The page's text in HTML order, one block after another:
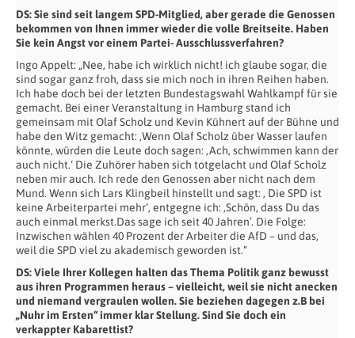
DS: Sie sind seit langem SPD-Mitglied, aber gerade die Genossen
bekommen von Ihnen immer wieder die volle Breitseite. Haben
Sie kein Angst vor einem Partei-Ausschlussverfahren?
Ingo Appelt: „Nee, habe ich wirklich nicht! ich glaube sogar, die
sind sogar ganz froh, dass sie mich noch in ihren Reihen haben.
Ich habe doch bei der letzten Bundestagswahl Wahlkampf für sie
gemacht. Bei einer Veranstaltung in Hamburg stand ich
gemeinsam mit Olaf Scholz und Kevin Kühnert auf der Bühne und
habe den Witz gemacht: ‚Wenn Olaf Scholz über Wasser laufen
könnte, würden die Leute doch sagen: ‚Ach, schwimmen kann der
auch nicht.‘ Die Zuhörer haben sich totgelacht und Olaf Scholz
neben mir auch. Ich rede den Genossen aber nicht nach dem
Mund. Wenn sich Lars Klingbeil hinstellt und sagt: ‚ Die SPD ist
keine Arbeiterpartei mehr‘, entgegne ich: ‚Schön, dass Du das
auch einmal merkst.Das sage ich seit 40 Jahren’. Die Folge:
Inzwischen wählen 40 Prozent der Arbeiter die AfD – und das,
weil die SPD viel zu akademisch geworden ist.“
DS: Viele Ihrer Kollegen halten das Thema Politik ganz bewusst
aus ihren Programmen heraus – vielleicht, weil sie nicht anecken
und niemand vergraulen wollen. Sie beziehen dagegen z.B bei
„Nuhr im Ersten“ immer klar Stellung. Sind Sie doch ein
verkappter Kabarettist?